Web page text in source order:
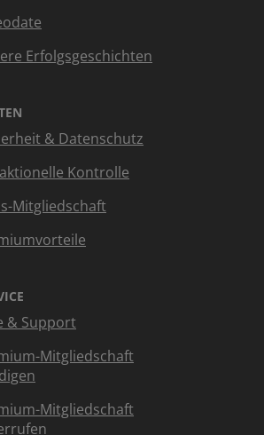
Erfolgsgeschichten
& Datenschutz
Kontrolle
Mitgliedschaft
& Support
Mitgliedschaft
Mitgliedschaft